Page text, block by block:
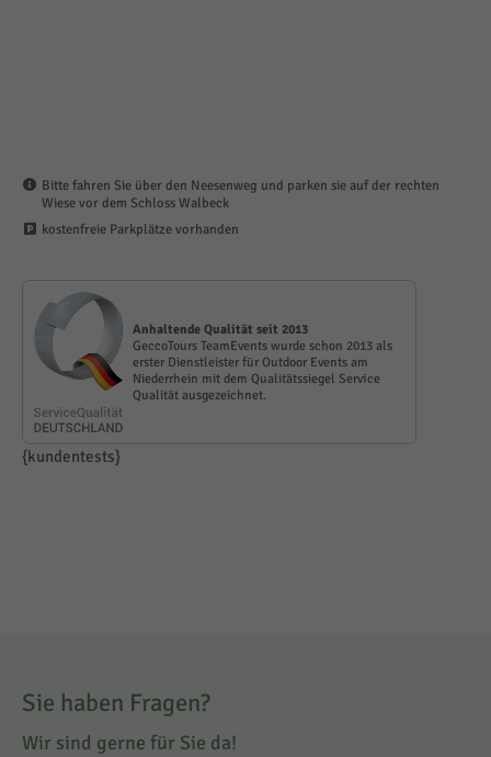
Bitte fahren Sie über den Neesenweg und parken sie auf der rechten
Wiese vor dem Schloss Walbeck
kostenfreie Parkplätze vorhanden
Anhalt­ende Qualität seit 2013
GeccoTours TeamEvents wurde schon 2013 als
erster Dienst­leister für Outdoor Events am
Niederrhein mit dem Qualitäts­siegel Service
Qualität ausge­zeichnet.
{kundentests}
Sie haben Fragen?
Wir sind gerne für Sie da!